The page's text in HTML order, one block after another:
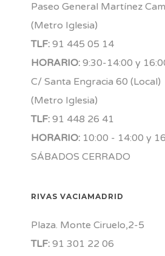
Paseo General Martínez
(Metro Iglesia)
TLF:91 445 05 14
HORARIO:9:30-14:00 y
C/ Santa Engracia 60 (Local)
(Metro Iglesia)
TLF:91 448 26 41
HORARIO:10:00 - 14:00 y
SÁBADOS CERRADO
RIVAS VACIAMADRID
Plaza. Monte Ciruelo,2-5
TLF:91 301 22 06